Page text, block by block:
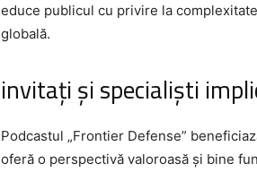
educe publicul cu privire la
globală.
invitați și specialiști
Podcastul „Frontier Defense”
oferă o perspectivă valoroasă și bine